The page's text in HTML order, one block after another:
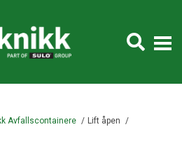
Avfallscontainere Lift åpen